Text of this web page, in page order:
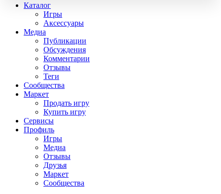
Каталог
Игры
Аксессуары
Медиа
Публикации
Обсуждения
Комментарии
Отзывы
Теги
Сообщества
Маркет
Продать игру
Купить игру
Сервисы
Профиль
Игры
Медиа
Отзывы
Друзья
Маркет
Сообщества